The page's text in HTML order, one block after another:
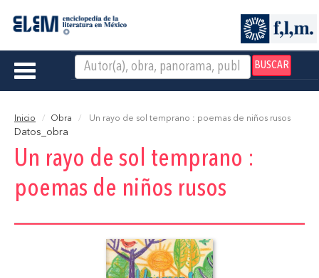
BUSCAR
Toggle
Inicio Obra Un rayo de sol temprano : poemas de niños rusos
Datos_obra
Un rayo de sol temprano :
poemas de niños rusos